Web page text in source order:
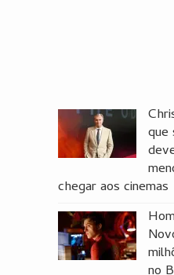
que
chegar aos cinemas